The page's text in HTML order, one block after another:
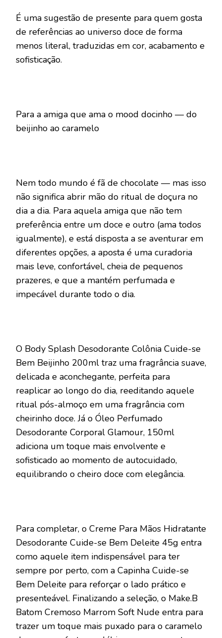
É uma sugestão de presente para quem gosta
de referências ao universo doce de forma
menos literal, traduzidas em cor, acabamento e
sofisticação.
Para a amiga que ama o mood docinho — do
beijinho ao caramelo
Nem todo mundo é fã de chocolate — mas isso
não significa abrir mão do ritual de doçura no
dia a dia. Para aquela amiga que não tem
preferência entre um doce e outro (ama todos
igualmente), e está disposta a se aventurar em
diferentes opções, a aposta é uma curadoria
mais leve, confortável, cheia de pequenos
prazeres, e que a mantém perfumada e
impecável durante todo o dia.
O Body Splash Desodorante Colônia Cuide-se
Bem Beijinho 200ml traz uma fragrância suave,
delicada e aconchegante, perfeita para
reaplicar ao longo do dia, reeditando aquele
ritual pós-almoço em uma fragrância com
cheirinho doce. Já o Óleo Perfumado
Desodorante Corporal Glamour, 150ml
adiciona um toque mais envolvente e
sofisticado ao momento de autocuidado,
equilibrando o cheiro doce com elegância.
Para completar, o Creme Para Mãos Hidratante
Desodorante Cuide-se Bem Deleite 45g entra
como aquele item indispensável para ter
sempre por perto, com a Capinha Cuide-se
Bem Deleite para reforçar o lado prático e
presenteável. Finalizando a seleção, o Make.B
Batom Cremoso Marrom Soft Nude entra para
trazer um toque mais puxado para o caramelo